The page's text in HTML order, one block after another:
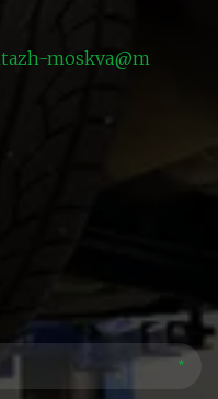
moskva@m
*